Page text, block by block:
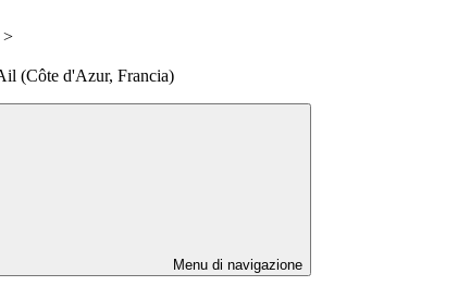
>
(Côte d'Azur, Francia)
Menu di navigazione